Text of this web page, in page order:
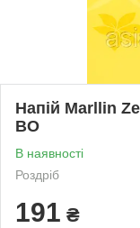
Напій Marllin
ВО
В наявності
Роздріб
191 ₴